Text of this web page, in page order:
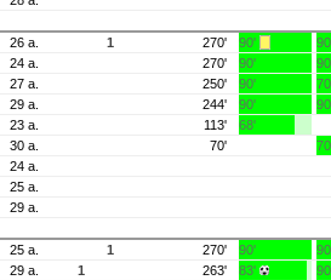
26 a. 1 270' 90'
24 a. 270' 90'
27 a. 250' 90'
29 a. 244' 90'
23 a. 113'
68'
30 a. 70'
24 a.
25 a.
29 a.
25 a. 1 270' 90'
29 a. 1 263' 83'